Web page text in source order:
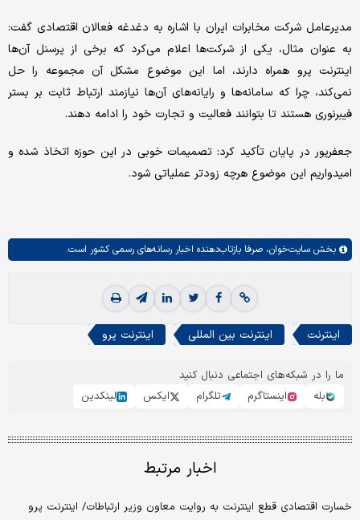
مدیرعامل شرکت مخابرات ایران با اشاره به دغدغه فعالان اقتصادی گفت:
به عنوان مثال، یکی از شرکت‌ها اعلام می‌کرد که برخی از پرسنل آن‌ها
اینترنت پرو همراه دارند، اما این موضوع مشکل آن مجموعه را حل
نمی‌کند، چرا که سامانه‌ها و رایانه‌های آن‌ها نیازمند ارتباط ثابت بر بستر
فیبرنوری هستند تا بتوانند فعالیت و تجارت خود را ادامه دهند.
جعفرپور در پایان تأکید کرد: تصمیمات خوبی در این حوزه اتخاذ شده و
امیدواریم این موضوع هرچه زودتر عملیاتی شود.
بخش سایت‌خوان، صرفا بازتاب‌دهنده اخبار رسانه‌های رسمی کشور است.
اینترنت اینترنت بین المللی اینترنت پرو
ما را در شبکه‌های اجتماعی دنبال کنید
بله
اینستاگرم تلگرام ایکس لینکدین
اخبار مرتبط
خسارت اقتصادی قطع اینترنت به روایت معاون وزیر ارتباطات/ اینترنت پرو